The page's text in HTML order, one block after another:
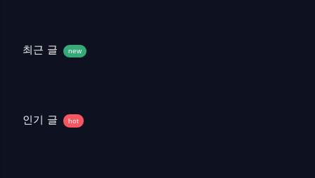
최근 글 new
인기 글 hot